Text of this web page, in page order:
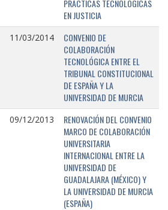
PRÁCTICAS TECNOLÓGICAS
EN JUSTICIA
11/03/2014
CONVENIO DE
COLABORACIÓN
TECNOLÓGICA ENTRE EL
TRIBUNAL CONSTITUCIONAL
DE ESPAÑA Y LA
UNIVERSIDAD DE MURCIA
09/12/2013
RENOVACIÓN DEL CONVENIO
MARCO DE COLABORACIÓN
UNIVERSITARIA
INTERNACIONAL ENTRE LA
UNIVERSIDAD DE
GUADALAJARA (MÉXICO) Y
LA UNIVERSIDAD DE MURCIA
(ESPAÑA)